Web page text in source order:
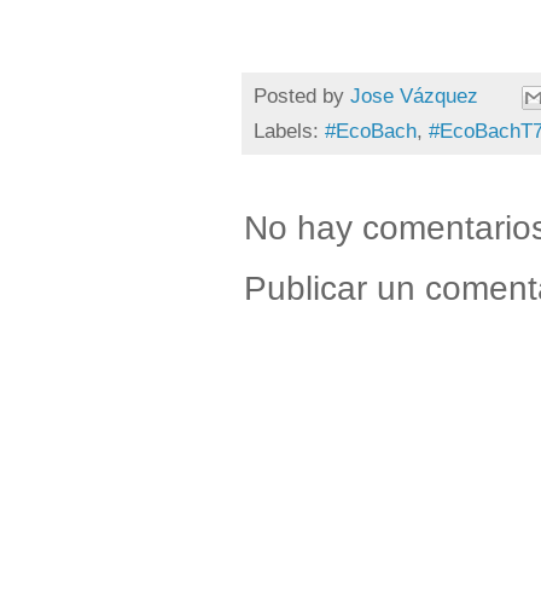
Posted by Jose Vázquez
Labels: #EcoBach,
No hay
Publicar un